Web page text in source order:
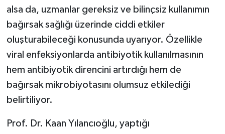
alsa da, uzmanlar gereksiz ve bilinçsiz kullanımın
bağırsak sağlığı üzerinde ciddi etkiler
oluşturabileceği konusunda uyarıyor. Özellikle
viral enfeksiyonlarda antibiyotik kullanılmasının
hem antibiyotik direncini artırdığı hem de
bağırsak mikrobiyotasını olumsuz etkilediği
belirtiliyor.
Prof. Dr. Kaan Yılancıoğlu, yaptığı
Sokak Hayvanlarını Sahiplendirme
Sonsöz Özel
Vasıta